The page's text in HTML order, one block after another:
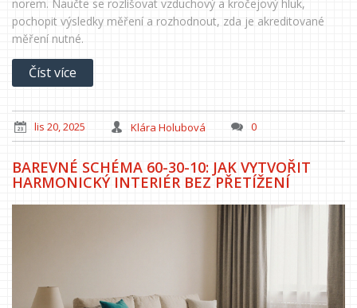
norem. Naučte se rozlišovat vzduchový a kročejový hluk,
pochopit výsledky měření a rozhodnout, zda je akreditované
měření nutné.
Číst více
lis 20, 2025 Klára Holubová 0
BAREVNÉ SCHÉMA 60-30-10: JAK VYTVOŘIT
HARMONICKÝ INTERIÉR BEZ PŘETÍŽENÍ